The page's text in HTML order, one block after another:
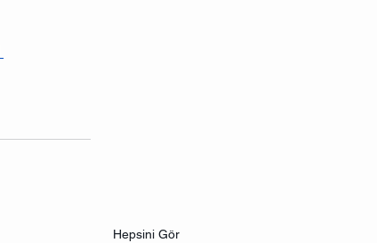
Hepsini Gör